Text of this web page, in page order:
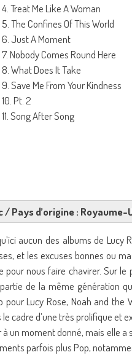
4. Treat Me Like A Woman
5. The Confines Of This World
6. Just A Moment
7. Nobody Comes Round Here
8. What Does It Take
9. Save Me From Your Kindness
10. Pt. 2
11. Song After Song
Pays d’origine : Royaume-
aucun des albums de Lucy
et les excuses bonnes ou
nous faire chavirer. Sur le
de la même génération
Lucy Rose, Noah and the
cadre d’une très prolifique et
un moment donné, mais elle
parfois plus Pop,